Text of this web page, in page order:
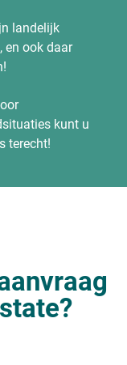
landelijk
en ook daar
kunt u
terecht!